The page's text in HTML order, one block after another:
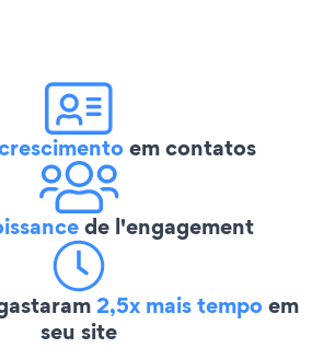
em contatos
de l'engagement
2,5x mais tempoem
seu site